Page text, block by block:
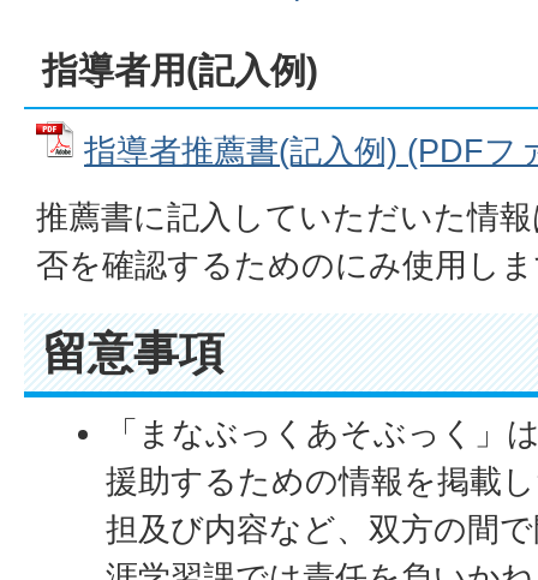
指導者用(記入例)
指導者推薦書(記入例) (PDFフ
推薦書に記入していただいた情
否を確認するためのにみ使用し
留意事項
「まなぶっくあそぶっく」
援助するための情報を掲載
担及び内容など、双方の間